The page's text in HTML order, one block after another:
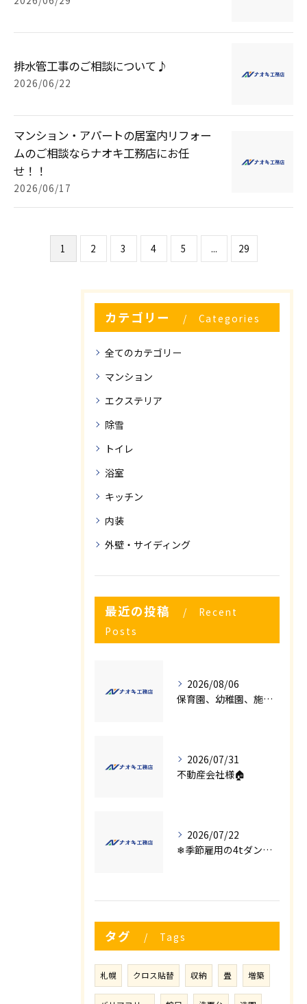
排水管工事のご相談について♪
2026/06/22
マンション・アパートの居室内リフォー
ムのご相談ならナオキ工務店にお任
せ！！
2026/06/17
1 2 3 4 5 ... 29
カテゴリー Categories
全てのカテゴリー
マンション
エクステリア
除雪
トイレ
浴室
キッチン
内装
外壁・サイディング
最近の投稿
Recent
Posts
2026/08/06
保育園、幼稚園、施設様！！内装リフォームでお悩み事はございませんか？
2026/07/31
不動産会社様🏠
2026/07/22
❄季節雇用の4tダンプの運転手募集⛄
タグ Tags
札幌 クロス貼替 収納 畳 増築